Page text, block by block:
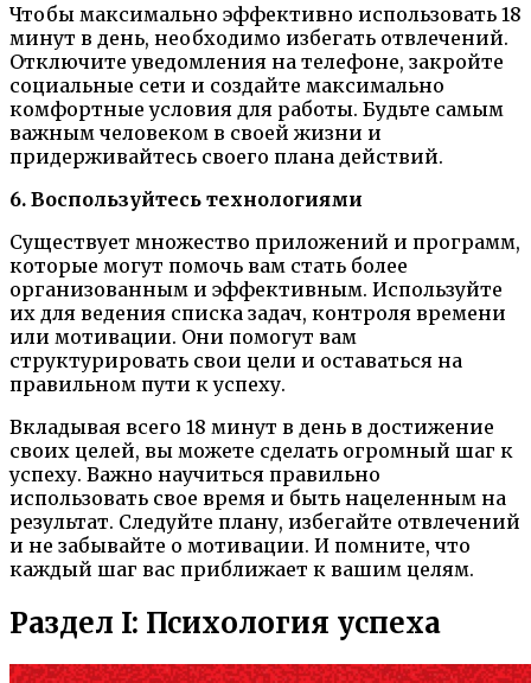
Чтобы максимально эффективно использовать 18
минут в день, необходимо избегать отвлечений.
Отключите уведомления на телефоне, закройте
социальные сети и создайте максимально
комфортные условия для работы. Будьте самым
важным человеком в своей жизни и
придерживайтесь своего плана действий.
6. Воспользуйтесь технологиями
Существует множество приложений и программ,
которые могут помочь вам стать более
организованным и эффективным. Используйте
их для ведения списка задач, контроля времени
или мотивации. Они помогут вам
структурировать свои цели и оставаться на
правильном пути к успеху.
Вкладывая всего 18 минут в день в достижение
своих целей, вы можете сделать огромный шаг к
успеху. Важно научиться правильно
использовать свое время и быть нацеленным на
результат. Следуйте плану, избегайте отвлечений
и не забывайте о мотивации. И помните, что
каждый шаг вас приближает к вашим целям.
Раздел I: Психология успеха